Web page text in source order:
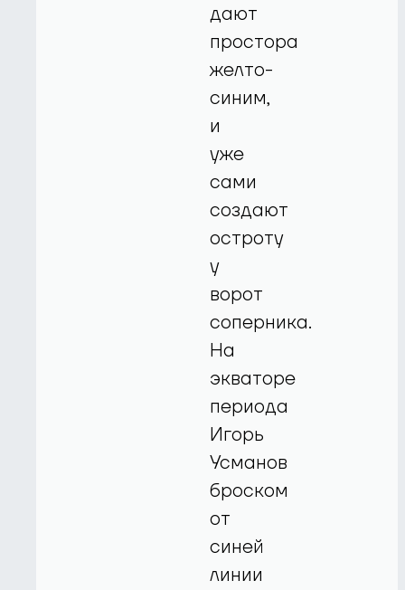
дают
простора
желто-
синим,
и
уже
сами
создают
остроту
у
ворот
соперника.
На
экваторе
периода
Игорь
Усманов
броском
от
синей
линии